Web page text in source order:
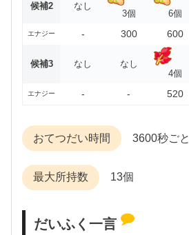
候補2 なし
3個 6個
エナジー - 300 600
候補3 なし
なし
4個
エナジー - - 520
おてつだい時間 3600秒ごと
最大所持数 13個
だいふく一言